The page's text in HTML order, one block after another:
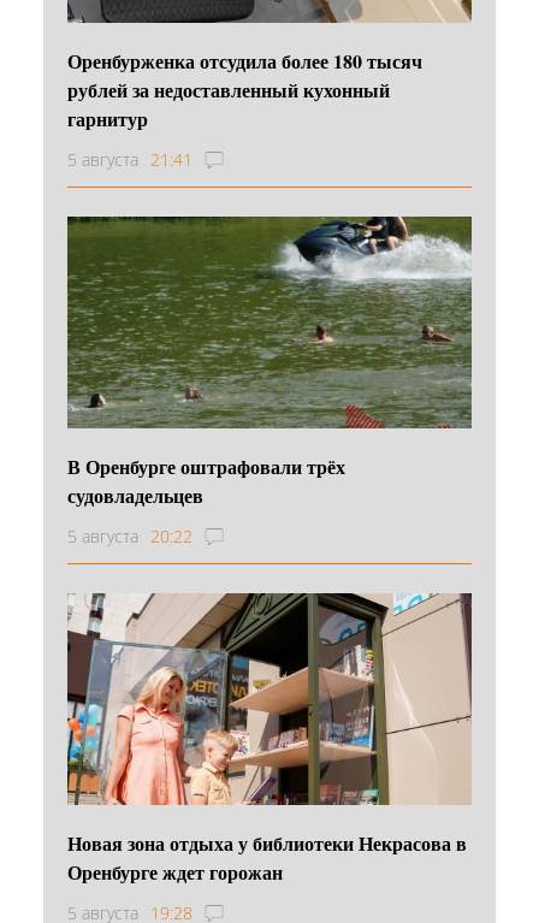
Оренбурженка отсудила более 180 тысяч
рублей за недоставленный кухонный
гарнитур
5 августа 21:41
В Оренбурге оштрафовали трёх
судовладельцев
5 августа 20:22
Новая зона отдыха у библиотеки Некрасова в
Оренбурге ждет горожан
5 августа 19:28